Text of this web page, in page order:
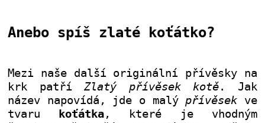
Anebo spíš zlaté koťátko?
Mezi naše další originální přívěsky na
krk patříZlatý přívěsek kotě. Jak
název napovídá, jde o malý přívěsek ve
tvaru koťátka, které je vhodným